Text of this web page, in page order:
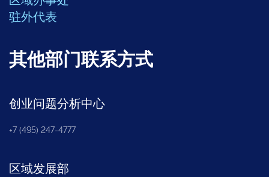
驻外代表
其他部门联系方式
创业问题分析中心
+7 (495) 247-4777
区域发展部